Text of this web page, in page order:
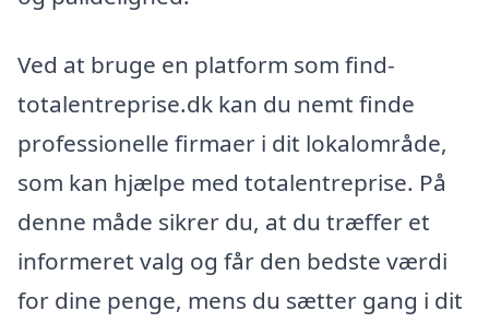
Ved at bruge en platform som find-
totalentreprise.dk kan du nemt finde
professionelle firmaer i dit lokalområde,
som kan hjælpe med totalentreprise. På
denne måde sikrer du, at du træffer et
informeret valg og får den bedste værdi
for dine penge, mens du sætter gang i dit